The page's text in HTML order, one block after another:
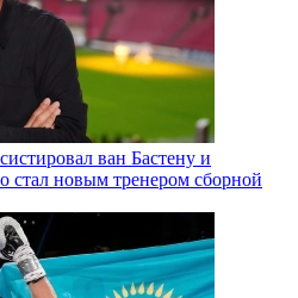
ван Бастену и
стал новым тренером сборной